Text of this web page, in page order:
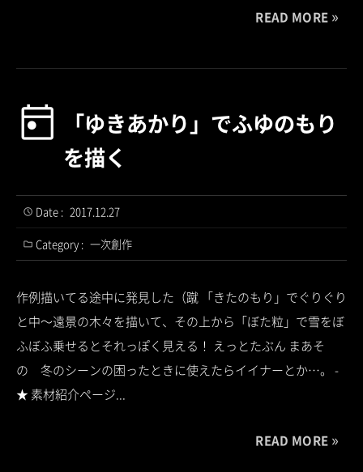
READ MORE
「ゆきあかり」でふゆのもり
を描く
Date : 2017.12.27
Category : 一次創作
作例描いてる途中に発見した（蹴 「きたのもり」でぐりぐり
と中～遠景の木々を描いて、その上から「ぼた粒」で雪をぼ
ふぼふ乗せるとそれっぽく見える！ えっとたぶん まあそ
の 冬のシーンの困ったときに使えたらイイナーとか…。 -
★ 素材紹介ページ...
READ MORE